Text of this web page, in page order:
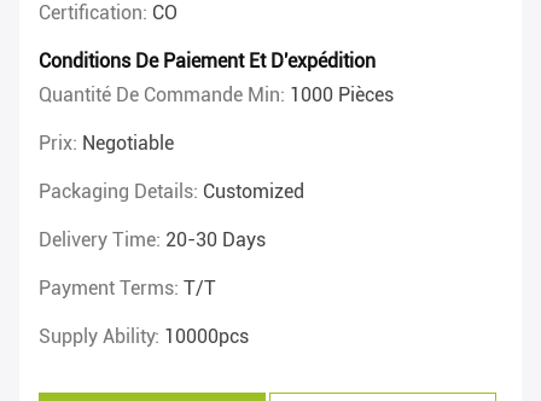
Certification: CO
Conditions De Paiement Et D'expédition
Quantité De Commande Min: 1000 Pièces
Prix: Negotiable
Packaging Details: Customized
Delivery Time: 20-30 Days
Payment Terms: T/T
Supply Ability: 10000pcs